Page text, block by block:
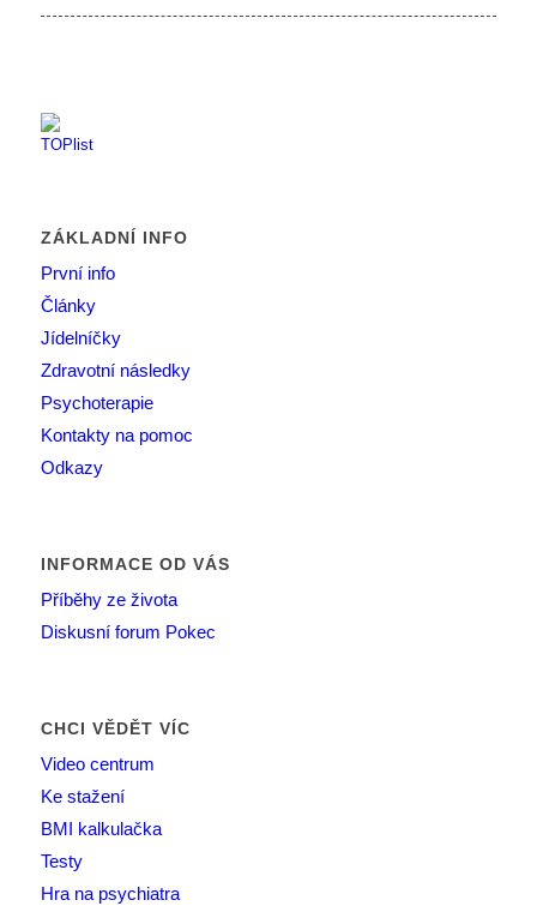
ZÁKLADNÍ INFO
První info
Články
Jídelníčky
Zdravotní následky
Psychoterapie
Kontakty na pomoc
Odkazy
INFORMACE OD VÁS
Příběhy ze života
Diskusní forum Pokec
CHCI VĚDĚT VÍC
Video centrum
Ke stažení
BMI kalkulačka
Testy
Hra na psychiatra